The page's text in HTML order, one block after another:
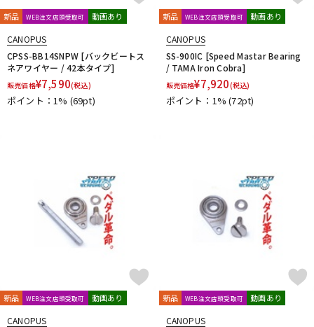
新品 WEB注文店頭受取可 動画あり
CANOPUS
CPSS-BB14SNPW [バックビートス
ネアワイヤー / 42本タイプ]
販売価格¥7,590(税込)
ポイント：1% (69pt)
新品 WEB注文店頭受取可 動画あり
CANOPUS
SS-900IC [Speed Mastar Bearing
/ TAMA Iron Cobra]
販売価格¥7,920(税込)
ポイント：1%(72pt)
新品 WEB注文店頭受取可 動画あり
CANOPUS
新品 WEB注文店頭受取可 動画あり
CANOPUS